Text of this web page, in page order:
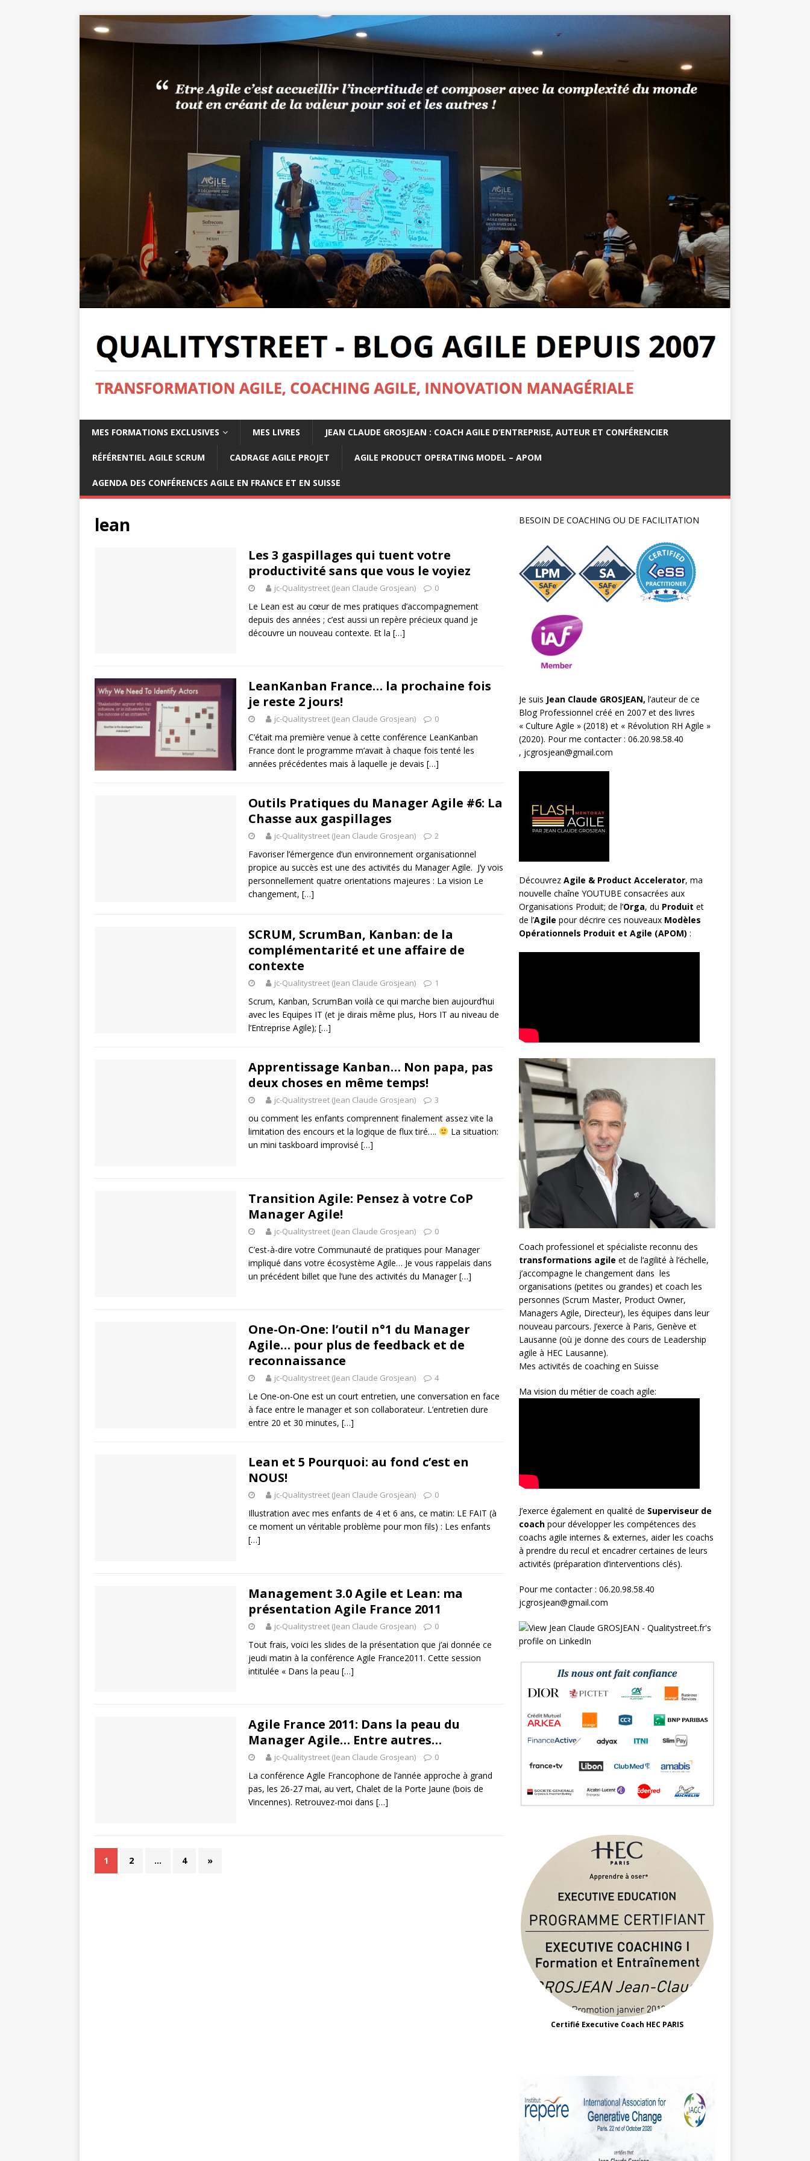
MES FORMATIONS EXCLUSIVES MES LIVRES JEAN CLAUDE GROSJEAN : COACH AGILE D’ENTREPRISE, AUTEUR ET CONFÉRENCIER
RÉFÉRENTIEL AGILE SCRUM CADRAGE AGILE PROJET AGILE PRODUCT OPERATING MODEL – APOM
AGENDA DES CONFÉRENCES AGILE EN FRANCE ET EN SUISSE
lean
Les 3 gaspillages qui tuent votre
productivité sans que vous le voyiez
jc-Qualitystreet (Jean Claude Grosjean) 0
Le Lean est au cœur de mes pratiques d’accompagnement
depuis des années ; c’est aussi un repère précieux quand je
découvre un nouveau contexte. Et la […]
LeanKanban France… la prochaine fois
je reste 2 jours!
jc-Qualitystreet (Jean Claude Grosjean) 0
C’était ma première venue à cette conférence LeanKanban
France dont le programme m’avait à chaque fois tenté les
années précédentes mais à laquelle je devais […]
Outils Pratiques du Manager Agile #6: La
Chasse aux gaspillages
jc-Qualitystreet (Jean Claude Grosjean) 2
Favoriser l’émergence d’un environnement organisationnel
propice au succès est une des activités du Manager Agile. J’y vois
personnellement quatre orientations majeures : La vision Le
changement, […]
SCRUM, ScrumBan, Kanban: de la
complémentarité et une affaire de
contexte
jc-Qualitystreet (Jean Claude Grosjean) 1
Scrum, Kanban, ScrumBan voilà ce qui marche bien aujourd’hui
avec les Equipes IT (et je dirais même plus, Hors IT au niveau de
l’Entreprise Agile); […]
Apprentissage Kanban… Non papa, pas
deux choses en même temps!
jc-Qualitystreet (Jean Claude Grosjean) 3
ou comment les enfants comprennent finalement assez vite la
limitation des encours et la logique de flux tiré….
La situation:
un mini taskboard improvisé […]
Transition Agile: Pensez à votre CoP
Manager Agile!
jc-Qualitystreet (Jean Claude Grosjean) 0
C’est-à-dire votre Communauté de pratiques pour Manager
impliqué dans votre écosystème Agile… Je vous rappelais dans
un précédent billet que l’une des activités du Manager[…]
One-On-One: l’outil n°1 du Manager
Agile… pour plus de feedback et de
reconnaissance
jc-Qualitystreet (Jean Claude Grosjean) 4
Le One-on-One est un court entretien, une conversation en face
à face entre le manager et son collaborateur. L’entretien dure
entre 20 et 30 minutes, […]
Lean et 5 Pourquoi: au fond c’est en
NOUS!
jc-Qualitystreet (Jean Claude Grosjean) 0
Illustration avec mes enfants de 4 et 6 ans, ce matin: LE FAIT (à
ce moment un véritable problème pour mon fils) : Les enfants
[…]
Management 3.0 Agile et Lean: ma
présentation Agile France 2011
jc-Qualitystreet (Jean Claude Grosjean) 0
Tout frais, voici les slides de la présentation que j’ai donnée ce
jeudi matin à la conférence Agile France2011. Cette session
intitulée « Dans la peau […]
Agile France 2011: Dans la peau du
Manager Agile… Entre autres…
jc-Qualitystreet (Jean Claude Grosjean) 0
La conférence Agile Francophone de l’année approche à grand
pas, les 26-27 mai, au vert, Chalet de la Porte Jaune (bois de
Vincennes). Retrouvez-moi dans […]
1 2 … 4 »
BESOIN DE COACHING OU DE FACILITATION
Je suis Jean Claude GROSJEAN, l’auteur de ce
Blog Professionnel créé en 2007 et des livres
« Culture Agile » (2018) et « Révolution RH Agile »
(2020). Pour me contacter : 06.20.98.58.40
, jcgrosjean@gmail.com
Découvrez Agile & Product Accelerator, ma
nouvelle chaîne YOUTUBE consacrées aux
Organisations Produit; de l’Orga, du Produit et
de l’Agile pour décrire ces nouveaux Modèles
Opérationnels Produit et Agile (APOM) :
Coach professionel et spécialiste reconnu des
transformations agile et de l‘agilité à l’échelle,
j’accompagne le changement dans les
organisations (petites ou grandes) et coach les
personnes (Scrum Master, Product Owner,
Managers Agile, Directeur), les équipes dans leur
nouveau parcours. J’exerce à Paris, Genève et
Lausanne (où je donne des cours de Leadership
agile à HEC Lausanne).
Mes activités de coaching en Suisse
Ma vision du métier de coach agile:
J’exerce également en qualité de Superviseur de
coachpour développer les compétences des
coachs agile internes & externes, aider les coachs
à prendre du recul et encadrer certaines de leurs
activités (préparation d’interventions clés).
Pour me contacter : 06.20.98.58.40
jcgrosjean@gmail.com
Certifié Executive Coach HEC PARIS